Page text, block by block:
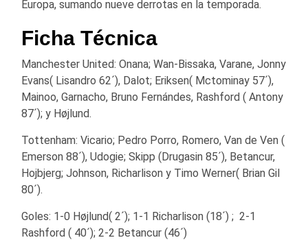
Europa, sumando nueve derrotas en la temporada.
Ficha Técnica
Manchester United: Onana; Wan-Bissaka, Varane, Jonny
Evans( Lisandro 62´), Dalot; Eriksen( Mctominay 57´),
Mainoo, Garnacho, Bruno Fernándes, Rashford ( Antony
87´); y Højlund.
Tottenham: Vicario; Pedro Porro, Romero, Van de Ven (
Emerson 88´), Udogie; Skipp (Drugasin 85´), Betancur,
Hojbjerg; Johnson, Richarlison y Timo Werner( Brian Gil
80´).
Goles: 1-0 Højlund( 2´); 1-1 Richarlison (18´) ; 2-1
Rashford ( 40´); 2-2 Betancur (46´)